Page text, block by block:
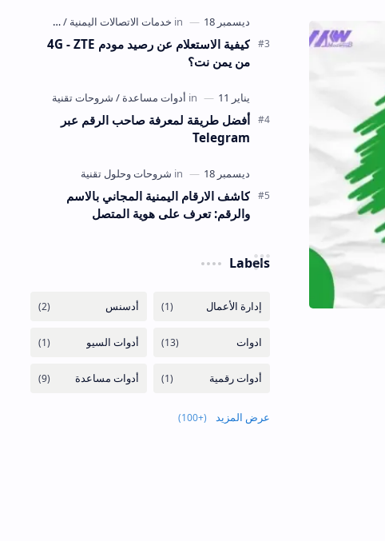
كيفية الاستعلام عن رصيد مودم 4G - ZTE
من يمن نت؟
أفضل طريقة لمعرفة صاحب الرقم عبر
Telegram
كاشف الارقام اليمنية المجاني بالاسم
والرقم: تعرف على هوية المتصل
Labels
عرض المزيد